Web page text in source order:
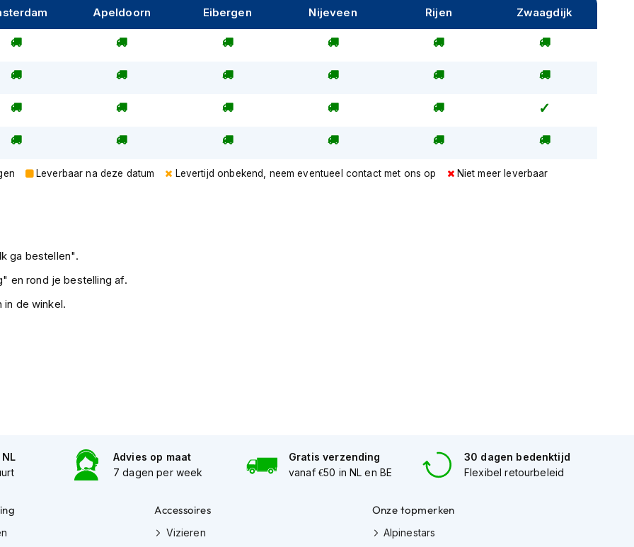
Apeldoorn Eibergen Nijeveen Rijen Zwaagdijk
Leverbaar na deze datum Levertijd onbekend, neem eventueel contact met ons op Niet meer leverbaar
ga bestellen".
en rond je bestelling af.
in de winkel.
Advies op maat
7 dagen per week
Gratis verzending
vanaf €50 in NL en BE
30 dagen bedenktijd
Flexibel retourbeleid
Accessoires
Vizieren
Onze topmerken
Alpinestars